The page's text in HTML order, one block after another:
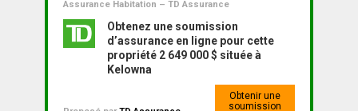
Assurance Habitation – TD Assurance
Obtenez une soumission
d’assurance en ligne pour cette
propriété 2 649 000 $ située à
Kelowna
Obtenir une
soumission